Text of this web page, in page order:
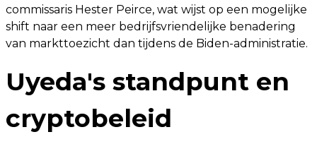
commissaris Hester Peirce, wat wijst op een mogelijke
shift naar een meer bedrijfsvriendelijke benadering
van markttoezicht dan tijdens de Biden-administratie.
Uyeda's standpunt en
cryptobeleid